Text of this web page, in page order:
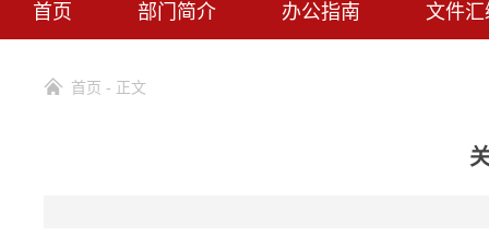
首页 部门简介 办公指南 文件汇
首页 - 正文